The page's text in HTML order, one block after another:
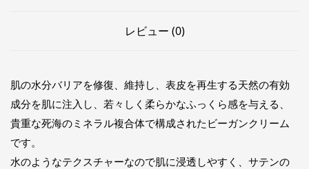
レビュー (0)
肌の水分バリアを修復、維持し、表皮を再生する天然の有効
成分を肌に注入し、若々しく柔らかなふっくら感を与える、
貴重な死海のミネラル複合体で構成されたビーガンクリーム
です。
水のようなテクスチャーなので肌に浸透しやすく、サテンの